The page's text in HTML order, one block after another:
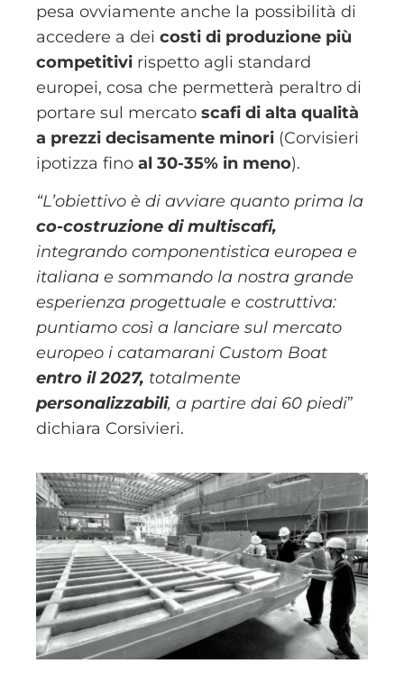
pesa ovviamente anche la possibilità di
accedere a dei costi di produzione più
competitivi rispetto agli standard
europei, cosa che permetterà peraltro di
portare sul mercato scafi di alta qualità
a prezzi decisamente minori (Corvisieri
ipotizza fino al 30-35% in meno).
“L’obiettivo è di avviare quanto prima la
co-costruzione di multiscafi,
integrando componentistica europea e
italiana e sommando la nostra grande
esperienza progettuale e costruttiva:
puntiamo così a lanciare sul mercato
europeo i catamarani Custom Boat
entro il 2027, totalmente
personalizzabili, a partire dai 60 piedi”
dichiara Corsivieri.